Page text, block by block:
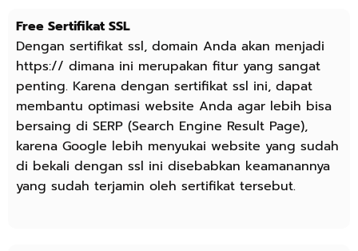
Free Sertifikat SSL
Dengan sertifikat ssl, domain Anda akan menjadi
https:// dimana ini merupakan fitur yang sangat
penting. Karena dengan sertifikat ssl ini, dapat
membantu optimasi website Anda agar lebih bisa
bersaing di SERP (Search Engine Result Page),
karena Google lebih menyukai website yang sudah
di bekali dengan ssl ini disebabkan keamanannya
yang sudah terjamin oleh sertifikat tersebut.